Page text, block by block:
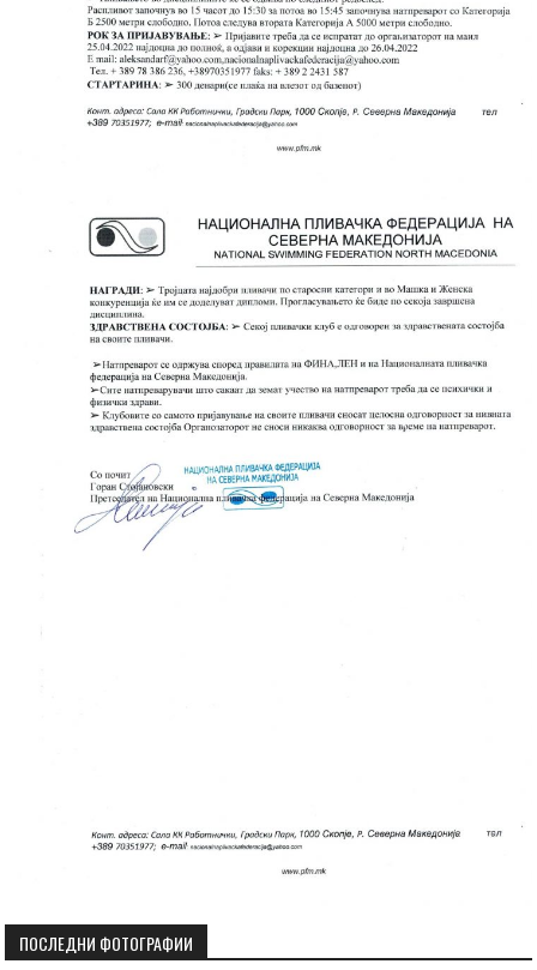
ПОСЛЕДНИ ФОТОГРАФИИ